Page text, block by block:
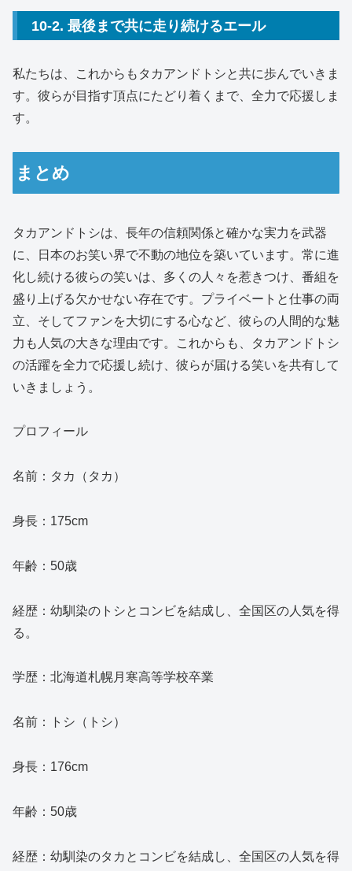
10-2. 最後まで共に走り続けるエール
私たちは、これからもタカアンドトシと共に歩んでいきま
す。彼らが目指す頂点にたどり着くまで、全力で応援しま
す。
まとめ
タカアンドトシは、長年の信頼関係と確かな実力を武器
に、日本のお笑い界で不動の地位を築いています。常に進
化し続ける彼らの笑いは、多くの人々を惹きつけ、番組を
盛り上げる欠かせない存在です。プライベートと仕事の両
立、そしてファンを大切にする心など、彼らの人間的な魅
力も人気の大きな理由です。これからも、タカアンドトシ
の活躍を全力で応援し続け、彼らが届ける笑いを共有して
いきましょう。
プロフィール
名前：タカ（タカ）
身長：175cm
年齢：50歳
経歴：幼馴染のトシとコンビを結成し、全国区の人気を得
る。
学歴：北海道札幌月寒高等学校卒業
名前：トシ（トシ）
身長：176cm
年齢：50歳
経歴：幼馴染のタカとコンビを結成し、全国区の人気を得